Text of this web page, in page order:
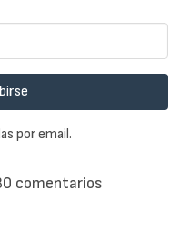
comentarios
por email.